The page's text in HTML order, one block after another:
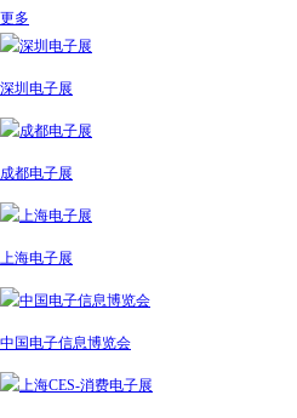
更多
深圳电子展
成都电子展
上海电子展
中国电子信息博览会